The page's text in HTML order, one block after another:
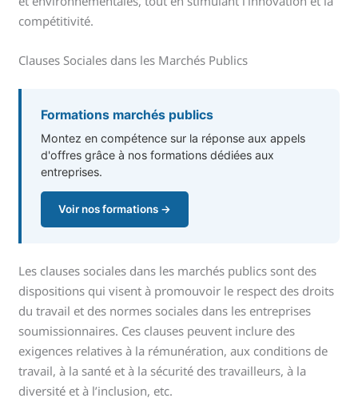
compétitivité.
Clauses Sociales dans les Marchés Publics
Formations marchés publics
Montez en compétence sur la réponse aux appels
d'offres grâce à nos formations dédiées aux
entreprises.
Voir nos formations →
Les clauses sociales dans les marchés publics sont des
dispositions qui visent à promouvoir le respect des droits
du travail et des normes sociales dans les entreprises
soumissionnaires. Ces clauses peuvent inclure des
exigences relatives à la rémunération, aux conditions de
travail, à la santé et à la sécurité des travailleurs, à la
diversité et à l’inclusion, etc.